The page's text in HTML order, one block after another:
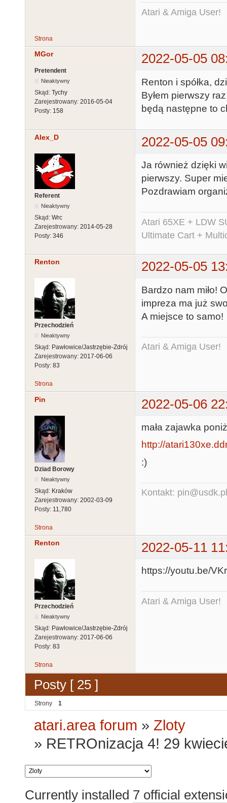
Atari & Amiga User!
Strona
MGor 2022-05-05
Pretendent
Nieaktywny
Skąd: Tychy
Zarejestrowany: 2016-05-04
Posty: 158
Renton i spółka,
Byłem pierwszy
będą następne to
Alex_D 2022-05-05
Referent
Nieaktywny
Skąd: Wrc
Zarejestrowany: 2014-05-28
Posty: 346
Ja również dzięki
pierwszy. Super
Pozdrawiam
Atari 65XE + LDW
Ultimate Cart +
Renton 2022-05-05
Przechodzień
Nieaktywny
Skąd: Pawłowice/Jastrzębie-Zdrój
Zarejestrowany: 2017-06-06
Posty: 83
Bardzo nam miło!
impreza ma już
A miejsce to samo!
Atari & Amiga User!
Strona
Pin 2022-05-06
Dziad Borowy
Nieaktywny
Skąd: Kraków
Zarejestrowany: 2002-03-09
Posty: 11,780
mała zajawka
http://
:)
Kontakt: pin@usdk.pl
Strona
Renton 2022-05-11
Przechodzień
Nieaktywny
Skąd: Pawłowice/Jastrzębie-Zdrój
Zarejestrowany: 2017-06-06
Posty: 83
https://youtu.be/
Atari & Amiga User!
Strona
Posty [ 25 ]
Strony 1
atari.area forum » Zloty
» RETROnizacja 4! 29
Currently installed 7 official